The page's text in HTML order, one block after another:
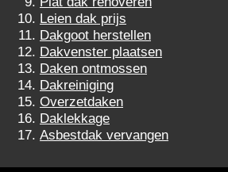
Leien dak prijs
Dakgoot herstellen
Dakvenster plaatsen
Daken ontmossen
Dakreiniging
Overzetdaken
Daklekkage
Asbestdak vervangen